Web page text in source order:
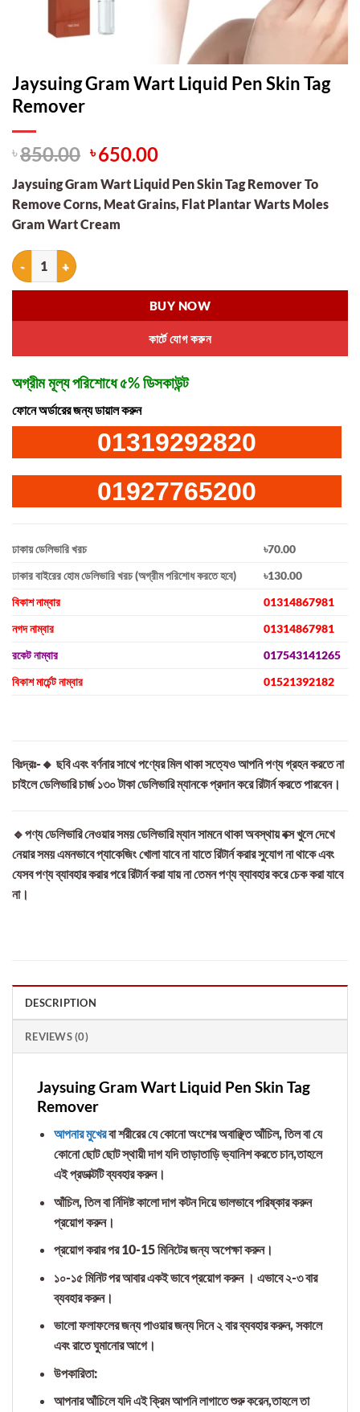
Jaysuing Gram Wart Liquid Pen Skin Tag
Remover
৳850.00 Original
was:
৳ 850.00.
৳650.00Current
is:
৳ 650.00.
Jaysuing Gram Wart Liquid Pen Skin Tag Remover To
Remove Corns, Meat Grains, Flat Plantar Warts Moles
Gram Wart Cream
Jaysuing Gram Wart Liquid Pen Skin Tag Remover quantity
কার্টে যোগ করুন
BUY NOW
অগ্রীম মূল্য পরিশোধে ৫% ডিসকাউন্ট
ফোনে অর্ডারের জন্য ডায়াল করুন
01319292820
01927765200
ঢাকায় ডেলিভারি খরচ
৳70.00
ঢাকার বাইরের হোম ডেলিভারি খরচ (অগ্রীম পরিশোধ করতে হবে)
৳130.00
বিকাশ নাম্বার
01314867981
নগদ নাম্বার
01314867981
রকেট নাম্বার
017543141265
বিকাশ মার্চেন্ট নাম্বার
01521392182
বিঃদ্রঃ-🔸 ছবি এবং বর্ণনার সাথে পণ্যের মিল থাকা সত্যেও আপনি পণ্য গ্রহন করতে না
চাইলে ডেলিভারি চার্জ ১৩০ টাকা ডেলিভারি ম্যানকে প্রদান করে রিটার্ন করতে পারবেন।
🔹পণ্য ডেলিভারি নেওয়ার সময় ডেলিভারি ম্যান সামনে থাকা অবস্থায় বক্স খুলে দেখে
নেয়ার সময় এমনভাবে প্যাকেজিং খোলা যাবে না যাতে রিটার্ন করার সুযোগ না থাকে এবং
যেসব পণ্য ব্যাবহার করার পরে রিটার্ন করা যায় না তেমন পণ্য ব্যাবহার করে চেক করা যাবে
না।
DESCRIPTION
REVIEWS (0)
Jaysuing Gram Wart Liquid Pen Skin Tag
Remover
আপনার মুখেরবা শরীরের যে কোনো অংশের অবাঞ্ছিত আঁচিল, তিল বা যে
কোনো ছোট ছোট স্থায়ী দাগ যদি তাড়াতাড়ি ভ্যানিশ করতে চান,তাহলে
এই প্রডাক্টটি ব্যবহার করুন।
আঁচিল, তিল বা র্নিদিষ্ট কালো দাগ কটন দিয়ে ভালভাবে পরিষ্কার করুন
প্রয়োগ করুন।
প্রয়োগ করার পর 10-15 মিনিটের জন্য অপেক্ষা করুন।
১০-১৫ মিনিট পর আবার একই ভাবে প্রয়োগ করুন । এভাবে ২-৩ বার
ব্যবহার করুন।
ভালো ফলাফলের জন্য পাওয়ার জন্য দিনে ২ বার ব্যবহার করুন, সকালে
এবং রাতে ঘুমানোর আগে।
উপকারিতা:
আপনার আঁচিলে যদি এই ক্রিম আপনি লাগাতে শুরু করেন,তাহলে তা